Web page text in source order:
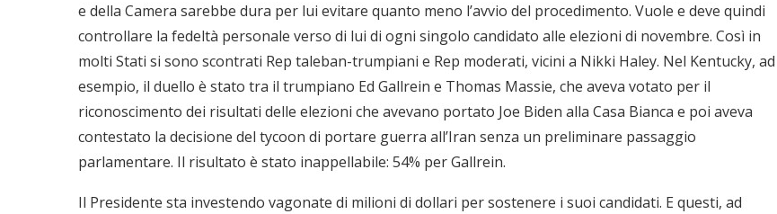
e della Camera sarebbe dura per lui evitare quanto meno l’avvio del procedimento. Vuole e deve quindi
controllare la fedeltà personale verso di lui di ogni singolo candidato alle elezioni di novembre. Così in
molti Stati si sono scontrati Rep taleban-trumpiani e Rep moderati, vicini a Nikki Haley. Nel Kentucky, ad
esempio, il duello è stato tra il trumpiano Ed Gallrein e Thomas Massie, che aveva votato per il
riconoscimento dei risultati delle elezioni che avevano portato Joe Biden alla Casa Bianca e poi aveva
contestato la decisione del tycoon di portare guerra all’Iran senza un preliminare passaggio
parlamentare. Il risultato è stato inappellabile: 54% per Gallrein.
Il Presidente sta investendo vagonate di milioni di dollari per sostenere i suoi candidati. E questi, ad